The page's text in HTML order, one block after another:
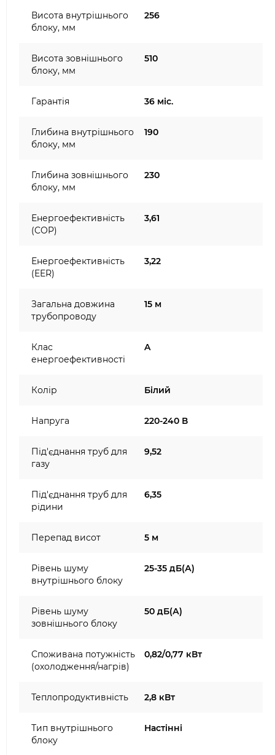
Висота внутрішнього
блоку, мм
256
Висота зовнішнього
блоку, мм
510
Гарантія 36 міс.
Глибина внутрішнього
блоку, мм
190
Глибина зовнішнього
блоку, мм
230
Енергоефективність
(COP)
3,61
Енергоефективність
(EER)
3,22
Загальна довжина
трубопроводу
15 м
Клас
енергоефективності
A
Колір Білий
Напруга 220-240 В
Під'єднання труб для
газу
9,52
Під'єднання труб для
рідини
6,35
Перепад висот 5 м
Рівень шуму
внутрішнього блоку
25-35 дБ(А)
Рівень шуму
зовнішнього блоку
50 дБ(А)
Споживана потужність
(охолодження/нагрів)
0,82/0,77 кВт
Теплопродуктивність 2,8 кВт
Тип внутрішнього
блоку
Настінні